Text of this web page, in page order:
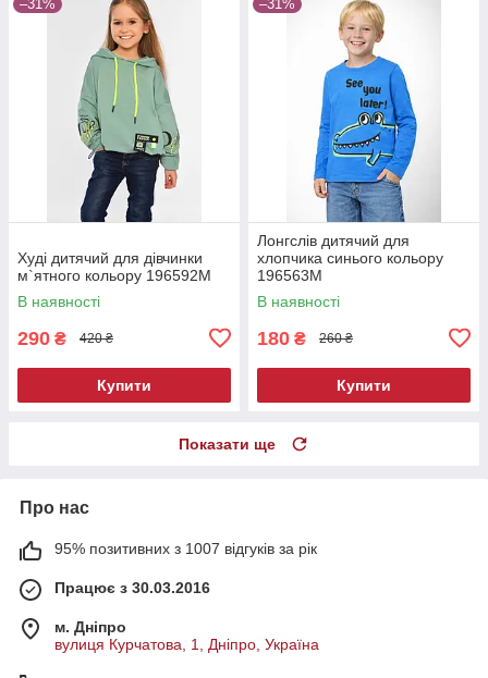
–31%
Худі дитячий для дівчинки
м`ятного кольору 196592M
В наявності
290 ₴ 420 ₴
Купити
–31%
Лонгслів дитячий для
хлопчика синього кольору
196563M
В наявності
180 ₴ 260 ₴
Купити
Показати ще
Про нас
95% позитивних з 1007 відгуків за рік
Працює з 30.03.2016
м. Дніпро
вулиця Курчатова, 1, Дніпро, Україна